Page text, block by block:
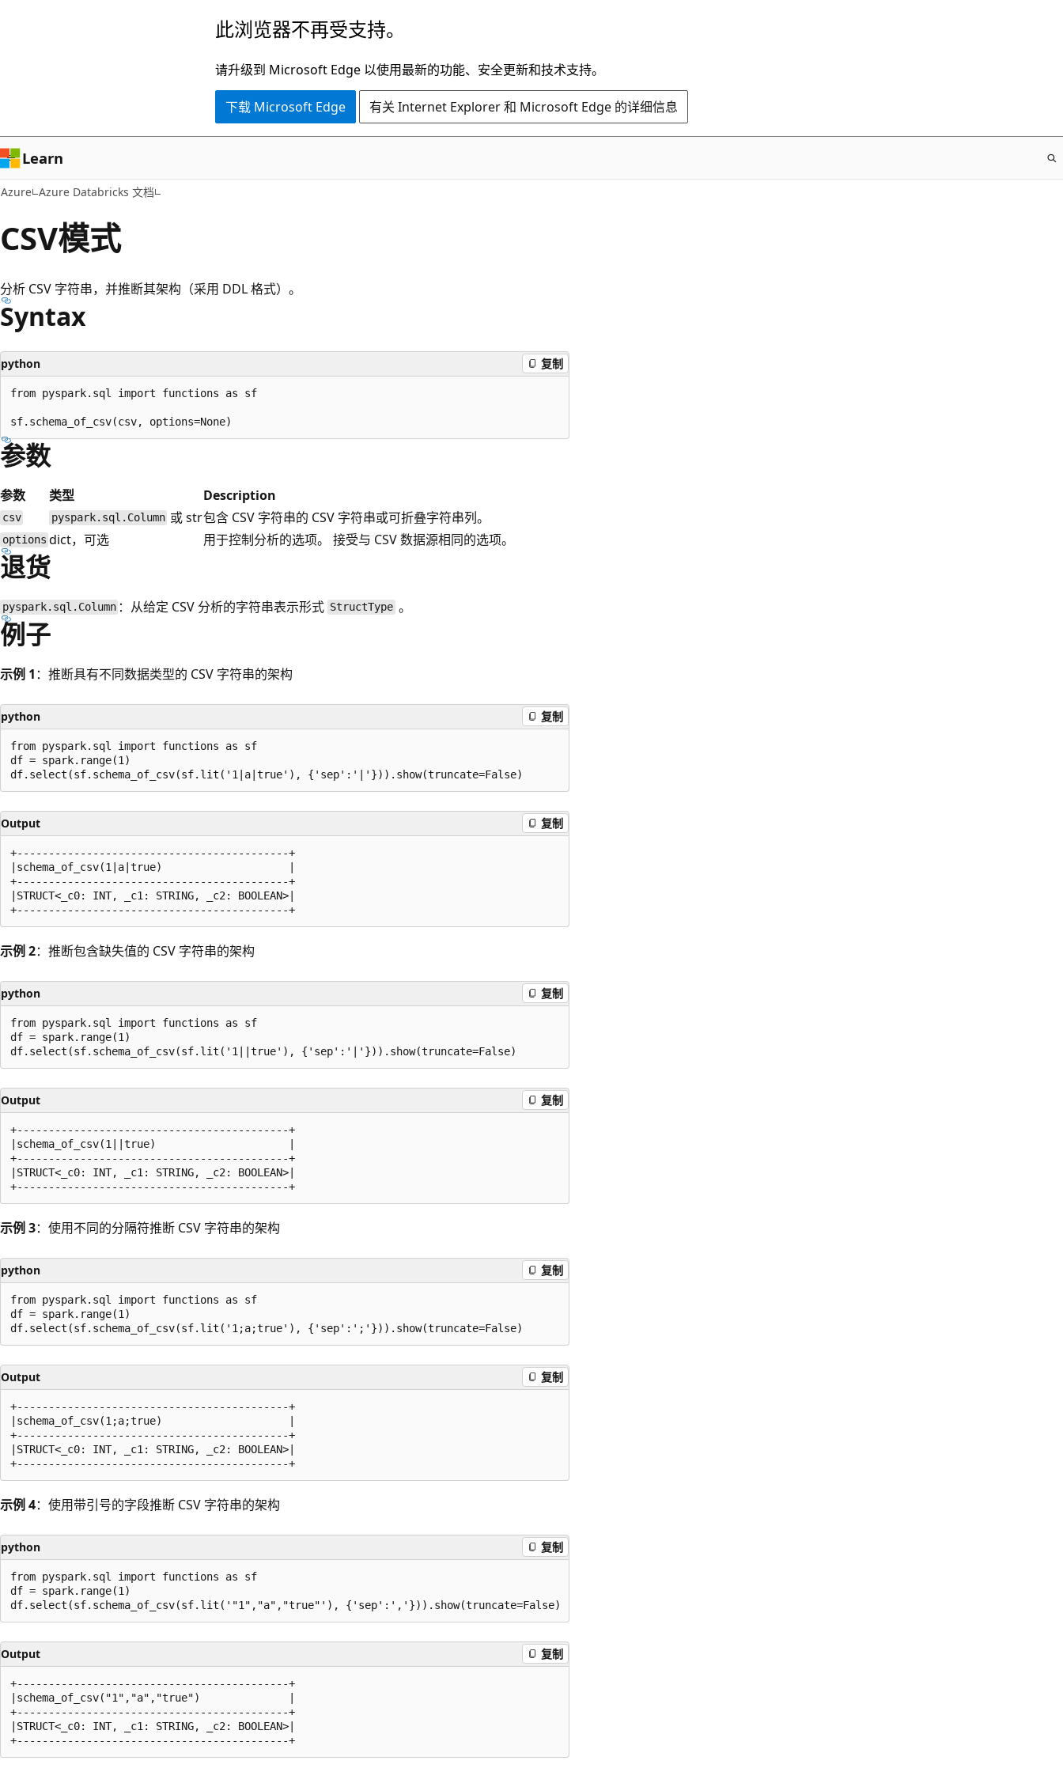
容
此浏览器不再受支持。
请升级到 Microsoft Edge 以使用最新的功能、安全更新和技术支持。
下载 Microsoft Edge 有关 Internet Explorer 和 Microsoft Edge 的详细信息
Learn
Azure Azure Databricks 文档
CSV模式
分析 CSV 字符串，并推断其架构（采用 DDL 格式）。
Syntax
python 复制
from pyspark.sql import functions as sf
参数
参数 类型 Description
csv pyspark.sql.Column 或 str包含 CSV 字符串的 CSV 字符串或可折叠字符串列。
options dict，可选 用于控制分析的选项。 接受与 CSV 数据源相同的选项。
退货
pyspark.sql.Column ：从给定 CSV 分析的字符串表示形式 StructType 。
例子
示例 1 ：推断具有不同数据类型的 CSV 字符串的架构
python 复制
from pyspark.sql import functions as sf
df = spark.range(1)
Output 复制
+-------------------------------------------+
|schema_of_csv(1|a|true)                    |
+-------------------------------------------+
|STRUCT<_c0: INT, _c1: STRING, _c2: BOOLEAN>|
示例 2：推断包含缺失值的 CSV 字符串的架构
python 复制
from pyspark.sql import functions as sf
df = spark.range(1)
Output 复制
+-------------------------------------------+
|schema_of_csv(1||true)                     |
+-------------------------------------------+
|STRUCT<_c0: INT, _c1: STRING, _c2: BOOLEAN>|
示例 3：使用不同的分隔符推断 CSV 字符串的架构
python 复制
from pyspark.sql import functions as sf
df = spark.range(1)
Output 复制
+-------------------------------------------+
|schema_of_csv(1;a;true)                    |
+-------------------------------------------+
|STRUCT<_c0: INT, _c1: STRING, _c2: BOOLEAN>|
示例 4：使用带引号的字段推断 CSV 字符串的架构
python 复制
from pyspark.sql import functions as sf
df = spark.range(1)
Output 复制
+-------------------------------------------+
|schema_of_csv("1","a","true")              |
+-------------------------------------------+
|STRUCT<_c0: INT, _c1: STRING, _c2: BOOLEAN>|